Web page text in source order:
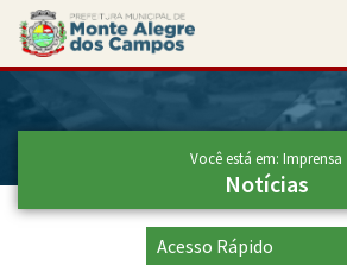
Ir para conteúdo principal
Conteúdo Principal
Você está em: Imprensa
Notícias